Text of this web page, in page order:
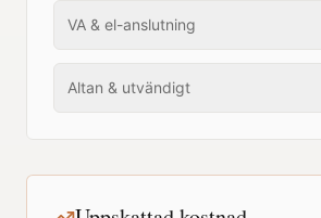
VA & el-anslutning
Altan & utvändigt